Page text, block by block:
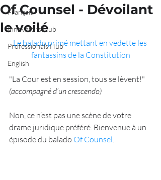
Français
Innovators Hub
Professionals Hub
English
Of Counsel - Dévoilant
le voilé
Le balado primé mettant en vedette les
fantassins de la Constitution
"La Cour est en session, tous se lèvent!"
(accompagné d’un crescendo)
Non, ce n’est pas une scène de votre
drame juridique préféré. Bienvenue à un
épisode du balado Of Counsel.